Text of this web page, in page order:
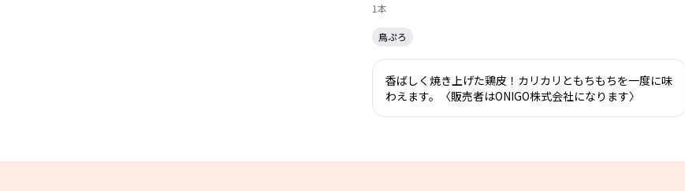
1本
鳥ぷろ
香ばしく焼き上げた鶏皮！カリカリともちもちを一度に味
わえます。〈販売者はONIGO株式会社になります〉